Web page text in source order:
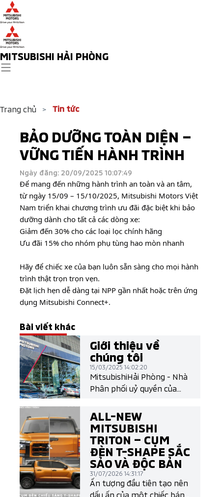
MITSUBISHI HẢI PHÒNG
Trang chủ > Tin tức
BẢO DƯỠNG TOÀN DIỆN –
VỮNG TIẾN HÀNH TRÌNH
Ngày đăng: 20/09/2025 10:07:49
Để mang đến những hành trình an toàn và an tâm,
từ ngày 15/09 – 15/10/2025, Mitsubishi Motors Việt
Nam triển khai chương trình ưu đãi đặc biệt khi bảo
dưỡng dành cho tất cả các dòng xe:
Giảm đến 30% cho các loại lọc chính hãng
Ưu đãi 15% cho nhóm phụ tùng hao mòn nhanh
Hãy để chiếc xe của bạn luôn sẵn sàng cho mọi hành
trình thật trọn trọn vẹn.
Đặt lịch hẹn dễ dàng tại NPP gần nhất hoặc trên ứng
dụng Mitsubishi Connect+.
Bài viết khác
Giới thiệu về
chúng tôi
15/03/2025 14:02:20
MitsubishiHải Phòng - Nhà
Phân phối uỷ quyền của
Nam
ALL-NEW
MITSUBISHI
TRITON – CỤM
ĐÈN T-SHAPE SẮC
SẢO VÀ ĐỘC BẢN
31/07/2026 14:31:17
Ấn tượng đầu tiên tạo nên
dấu ấn của một chiếc bán